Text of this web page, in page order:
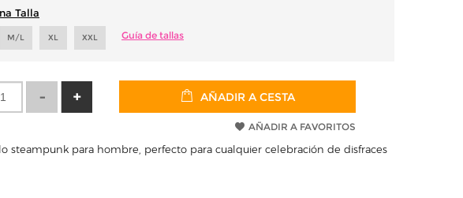
Talla
M/L XL XXL Guía de tallas
AÑADIR A CESTA
AÑADIR A FAVORITOS
steampunk para hombre, perfecto para cualquier celebración de disfraces